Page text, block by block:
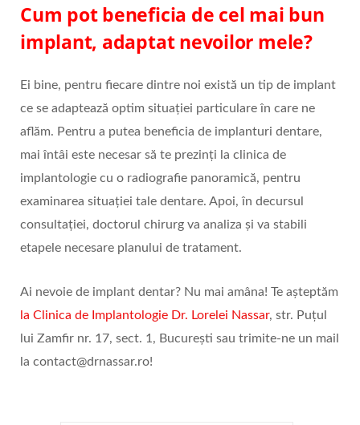
Cum pot beneficia de cel mai bun
implant, adaptat nevoilor mele?
Ei bine, pentru fiecare dintre noi există un tip de implant
ce se adaptează optim situației particulare în care ne
aflăm. Pentru a putea beneficia de implanturi dentare,
mai întâi este necesar să te prezinți la clinica de
implantologie cu o radiografie panoramică, pentru
examinarea situației tale dentare. Apoi, în decursul
consultației, doctorul chirurg va analiza și va stabili
etapele necesare planului de tratament.
Ai nevoie de implant dentar? Nu mai amâna! Te așteptăm
la Clinica de Implantologie Dr. Lorelei Nassar, str. Puțul
lui Zamfir nr. 17, sect. 1, București sau trimite-ne un mail
la contact@drnassar.ro!